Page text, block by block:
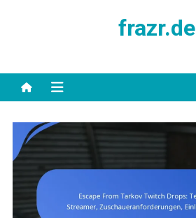
frazr.de